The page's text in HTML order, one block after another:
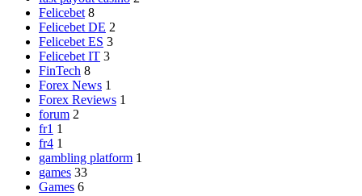
Felicebet 8
Felicebet DE 2
Felicebet ES 3
Felicebet IT 3
FinTech 8
Forex News 1
Forex Reviews 1
forum 2
fr1 1
fr4 1
gambling platform 1
games 33
Games 6